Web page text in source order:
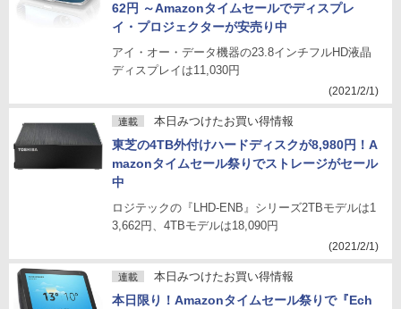
62円 ～Amazonタイムセールでディスプレ
イ・プロジェクターが安売り中
アイ・オー・データ機器の23.8インチフルHD液晶
ディスプレイは11,030円
(2021/2/1)
連載 本日みつけたお買い得情報
東芝の4TB外付けハードディスクが8,980円！A
mazonタイムセール祭りでストレージがセール
中
ロジテックの『LHD-ENB』シリーズ2TBモデルは1
3,662円、4TBモデルは18,090円
(2021/2/1)
連載 本日みつけたお買い得情報
本日限り！Amazonタイムセール祭りで『Ech